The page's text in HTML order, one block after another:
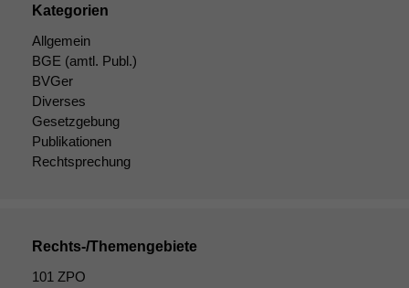
Kategorien
Allgemein
BGE (amtl. Publ.)
BVGer
Diverses
Gesetzgebung
Publikationen
Rechtsprechung
Rechts-/Themengebiete
101 ZPO